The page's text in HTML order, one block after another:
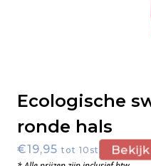
Ecologische
ronde hals
€19,95tot 10st.